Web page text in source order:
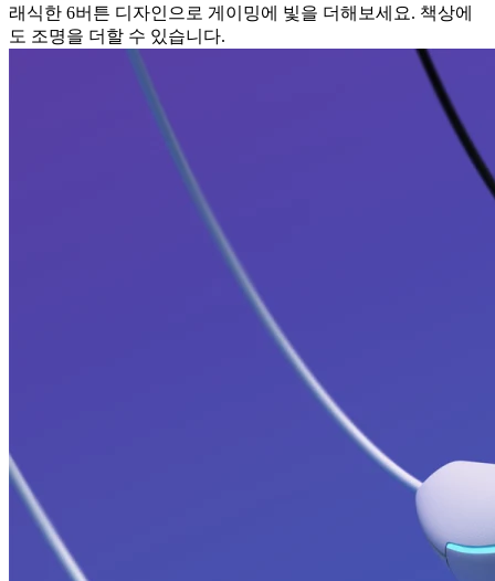
래식한 6버튼 디자인으로 게이밍에 빛을 더해보세요. 책상에
도 조명을 더할 수 있습니다.